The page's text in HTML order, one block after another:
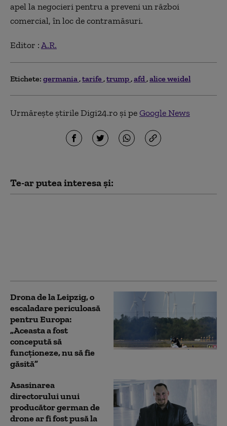
apel la negocieri pentru a preveni un război
comercial, în loc de contramăsuri.
Editor :A.R.
Etichete: germania tarife trump afd alice weidel
Urmărește știrile Digi24.ro și peGoogle News
Te-ar putea interesa și:
Drona de la Leipzig, o
escaladare periculoasă
pentru Europa:
„Aceasta a fost
concepută să
funcționeze, nu să fie
găsită”
Asasinarea
directorului unui
producător german de
drone ar fi fost pusă la